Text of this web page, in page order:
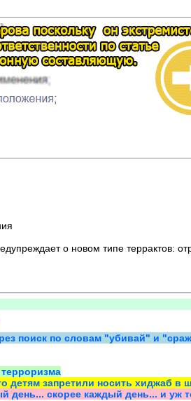
о новом типе террактов:
поиск по словам "убивай" и
детям запретили носить хиджаб в
день... скорее каждый день... и уж